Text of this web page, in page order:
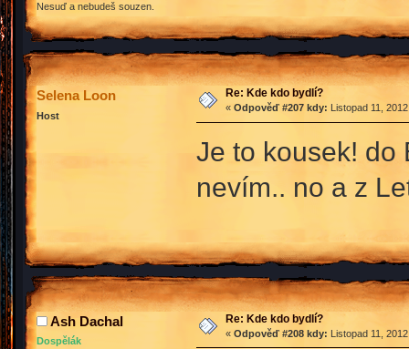
Nesuď a nebudeš souzen.
Selena Loon
Host
Re: Kde kdo bydlí?
« Odpověď #207 kdy: Listopad 11,
Je to kousek! do
nevím.. no a z
Ash Dachal
Dospělák
Re: Kde kdo bydlí?
« Odpověď #208 kdy: Listopad 11,